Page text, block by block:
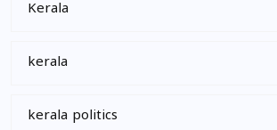
Kerala
kerala
kerala politics